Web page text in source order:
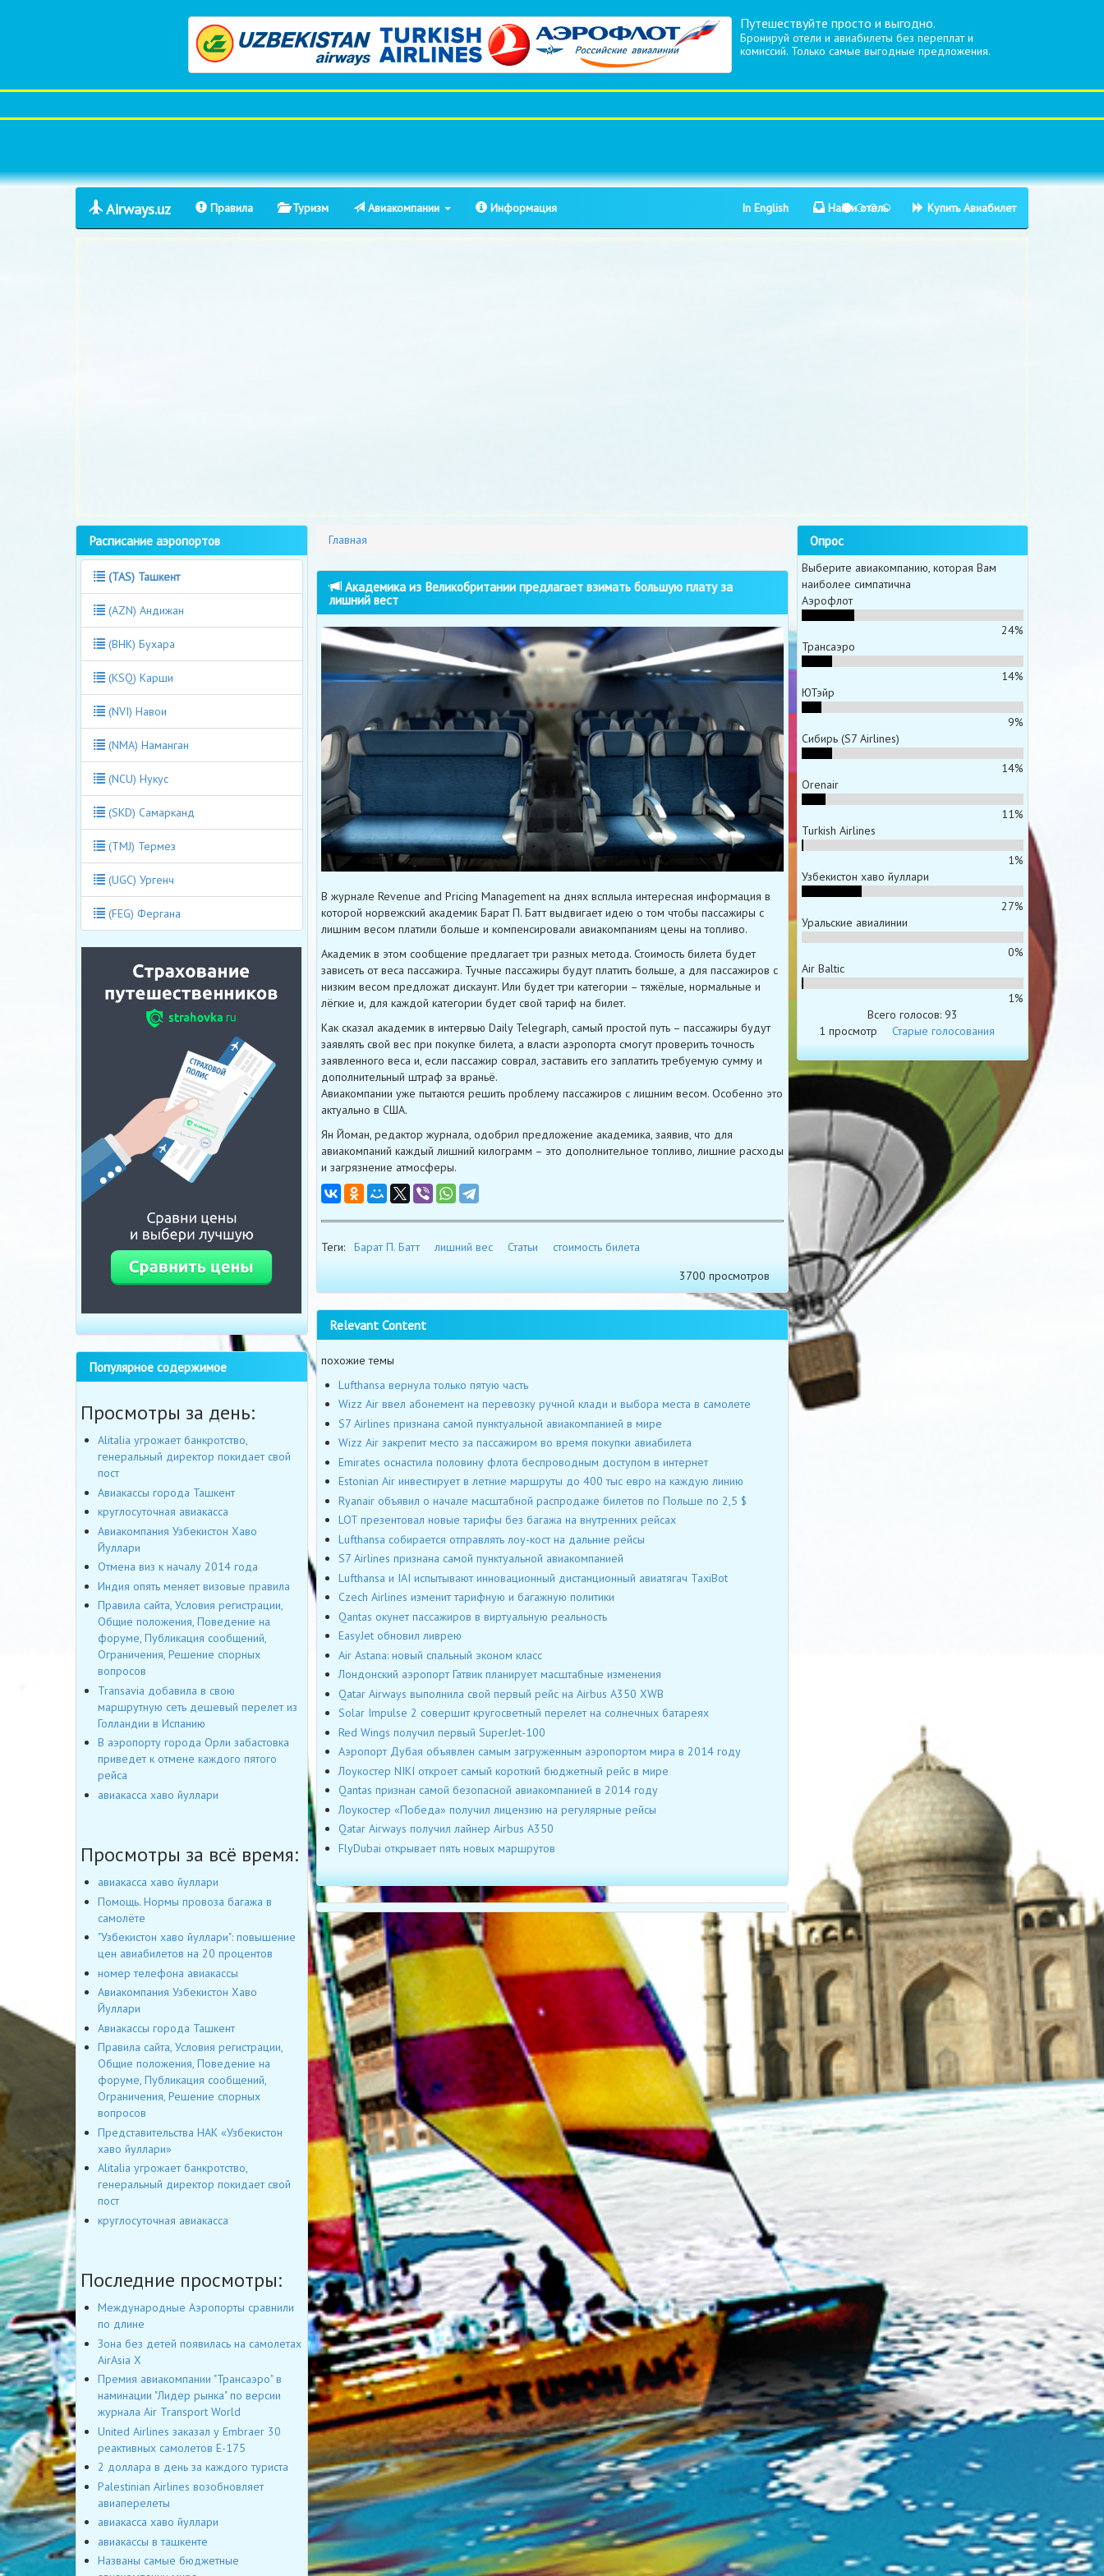
Путешествуйте просто и выгодно.
Бронируй отели и авиабилеты без переплат и
комиссий. Только самые выгодные предложения.
Airways.uz Правила Туризм Авиакомпании Информация In English Найти отель Купить Авиабилет
Главная
Академика из Великобритании предлагает взимать большую плату за
лишний вест
В журнале Revenue and Pricing Management на днях всплыла интересная информация в
которой норвежский академик Барат П. Батт выдвигает идею о том чтобы пассажиры с
лишним весом платили больше и компенсировали авиакомпаниям цены на топливо.
Академик в этом сообщение предлагает три разных метода. Стоимость билета будет
зависеть от веса пассажира. Тучные пассажиры будут платить больше, а для пассажиров с
низким весом предложат дискаунт. Или будет три категории – тяжёлые, нормальные и
лёгкие и, для каждой категории будет свой тариф на билет.
Как сказал академик в интервью Daily Telegraph, самый простой путь – пассажиры будут
заявлять свой вес при покупке билета, а власти аэропорта смогут проверить точность
заявленного веса и, если пассажир соврал, заставить его заплатить требуемую сумму и
дополнительный штраф за враньё.
Авиакомпании уже пытаются решить проблему пассажиров с лишним весом. Особенно это
актуально в США.
Ян Йоман, редактор журнала, одобрил предложение академика, заявив, что для
авиакомпаний каждый лишний килограмм – это дополнительное топливо, лишние расходы
и загрязнение атмосферы.
Теги: Барат П. Батт лишний вес Статьи
стоимость билета
3700 просмотров
Relevant Content
похожие темы
Lufthansa вернула только пятую часть
Wizz Air ввел абонемент на перевозку ручной клади и выбора места в самолете
S7 Airlines признана самой пунктуальной авиакомпанией в мире
Wizz Air закрепит место за пассажиром во время покупки авиабилета
Emirates оснастила половину флота беспроводным доступом в интернет
Estonian Air инвестирует в летние маршруты до 400 тыс евро на каждую линию
Ryanair объявил о начале масштабной распродаже билетов по Польше по 2,5 $
LOT презентовал новые тарифы без багажа на внутренних рейсах
Lufthansa собирается отправлять лоу-кост на дальние рейсы
S7 Airlines признана самой пунктуальной авиакомпанией
Lufthansa и IAI испытывают инновационный дистанционный авиатягач TaxiBot
Czech Airlines изменит тарифную и багажную политики
Qantas окунет пассажиров в виртуальную реальность
EasyJet обновил ливрею
Air Astana: новый спальный эконом класс
Лондонский аэропорт Гатвик планирует масштабные изменения
Qatar Airways выполнила свой первый рейс на Airbus A350 XWB
Solar Impulse 2 совершит кругосветный перелет на солнечных батареях
Red Wings получил первый SuperJet-100
Аэропорт Дубая объявлен самым загруженным аэропортом мира в 2014 году
Лоукостер NIKI откроет самый короткий бюджетный рейс в мире
Qantas признан самой безопасной авиакомпанией в 2014 году
Лоукостер «Победа» получил лицензию на регулярные рейсы
Qatar Airways получил лайнер Airbus А350
FlyDubai открывает пять новых маршрутов
Расписание аэропортов
(TAS) Ташкент
(AZN) Андижан
(BHK) Бухара
(KSQ) Карши
(NVI) Навои
(NMA) Наманган
(NCU) Нукус
(SKD) Самарканд
(TMJ) Термез
(UGC) Ургенч
(FEG) Фергана
Популярное содержимое
Просмотры за день:
Alitalia угрожает банкротство,
генеральный директор покидает свой
пост
Авиакассы города Ташкент
круглосуточная авиакасса
Авиакомпания Узбекистон Хаво
Йуллари
Отмена виз к началу 2014 года
Индия опять меняет визовые правила
Правила сайта, Условия регистрации,
Общие положения, Поведение на
форуме, Публикация сообщений,
Ограничения, Решение спорных
вопросов
Transavia добавила в свою
маршрутную сеть дешевый перелет из
Голландии в Испанию
В аэропорту города Орли забастовка
приведет к отмене каждого пятого
рейса
авиакасса хаво йуллари
Просмотры за всё время:
авиакасса хаво йуллари
Помощь. Нормы провоза багажа в
самолёте
"Узбекистон хаво йуллари": повышение
цен авиабилетов на 20 процентов
номер телефона авиакассы
Авиакомпания Узбекистон Хаво
Йуллари
Авиакассы города Ташкент
Правила сайта, Условия регистрации,
Общие положения, Поведение на
форуме, Публикация сообщений,
Ограничения, Решение спорных
вопросов
Представительства НАК «Узбекистон
хаво йуллари»
Alitalia угрожает банкротство,
генеральный директор покидает свой
пост
круглосуточная авиакасса
Последние просмотры:
Международные Аэропорты сравнили
по длине
Зона без детей появилась на самолетах
AirAsia Х
Премия авиакомпании "Трансаэро" в
наминации "Лидер рынка" по версии
журнала Air Transport World
United Airlines заказал у Embraer 30
реактивных самолетов E-175
2 доллара в день за каждого туриста
Palestinian Airlines возобновляет
авиаперелеты
авиакасса хаво йуллари
авиакассы в ташкенте
Названы самые бюджетные
Опрос
Выберите авиакомпанию, которая Вам
наиболее симпатична
Аэрофлот
24%
Трансаэро
14%
ЮТэйр
9%
Сибирь (S7 Airlines)
14%
Orenair
11%
Turkish Airlines
1%
Узбекистон хаво йуллари
27%
Уральские авиалинии
0%
Air Baltic
1%
Всего голосов: 93
1 просмотр
Старые голосования